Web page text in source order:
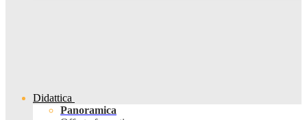
Didattica
Panoramica